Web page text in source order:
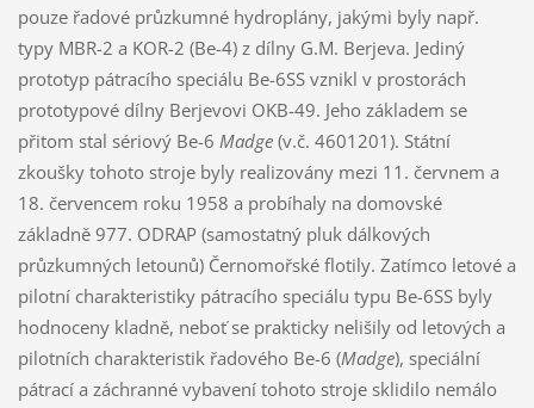
pouze řadové průzkumné hydroplány, jakými byly např.
typy MBR-2 a KOR-2 (Be-4) z dílny G.M. Berjeva. Jediný
prototyp pátracího speciálu Be-6SS vznikl v prostorách
prototypové dílny Berjevovi OKB-49. Jeho základem se
přitom stal sériový Be-6 Madge(v.č. 4601201). Státní
zkoušky tohoto stroje byly realizovány mezi 11. červnem a
18. červencem roku 1958 a probíhaly na domovské
základně 977. ODRAP (samostatný pluk dálkových
průzkumných letounů) Černomořské flotily. Zatímco letové a
pilotní charakteristiky pátracího speciálu typu Be-6SS byly
hodnoceny kladně, neboť se prakticky nelišily od letových a
pilotních charakteristik řadového Be-6 (Madge), speciální
pátrací a záchranné vybavení tohoto stroje sklidilo nemálo